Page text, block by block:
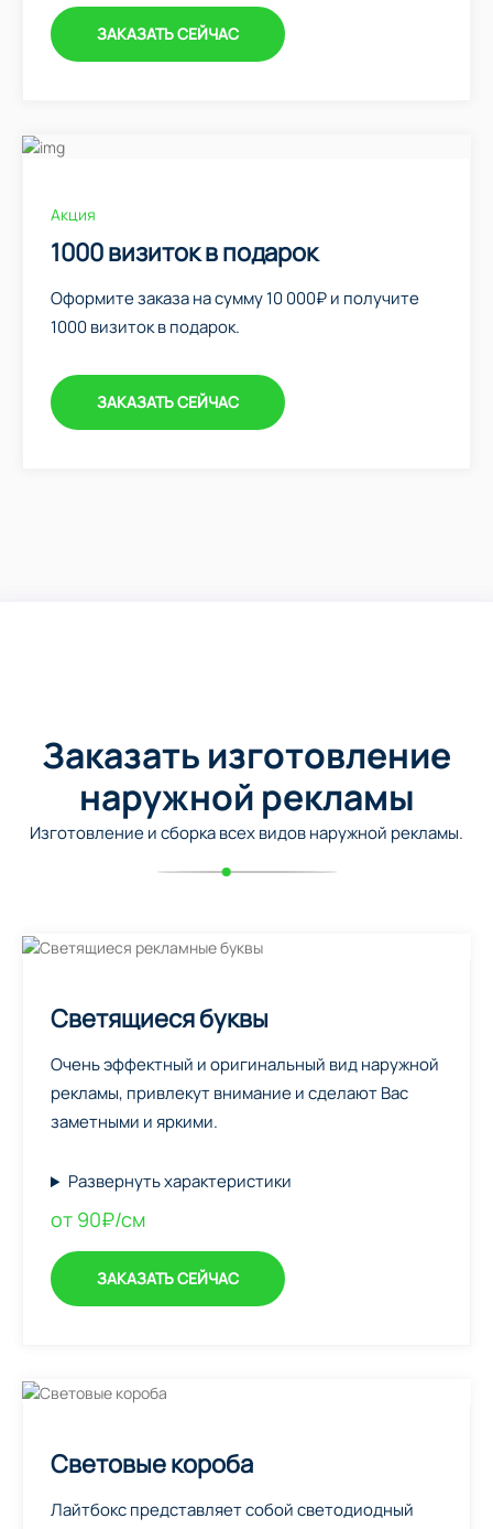
ЗАКАЗАТЬ СЕЙЧАС
Акция
1000 визиток в подарок
Оформите заказа на сумму 10 000₽ и получите
1000 визиток в подарок.
ЗАКАЗАТЬ СЕЙЧАС
Заказать изготовление
наружной рекламы
Изготовление и сборка всех видов наружной рекламы.
Светящиеся буквы
Очень эффектный и оригинальный вид наружной
рекламы, привлекут внимание и сделают Вас
заметными и яркими.
Развернуть характеристики
от 90₽/см
ЗАКАЗАТЬ СЕЙЧАС
Световые короба
Лайтбокс представляет собой светодиодный